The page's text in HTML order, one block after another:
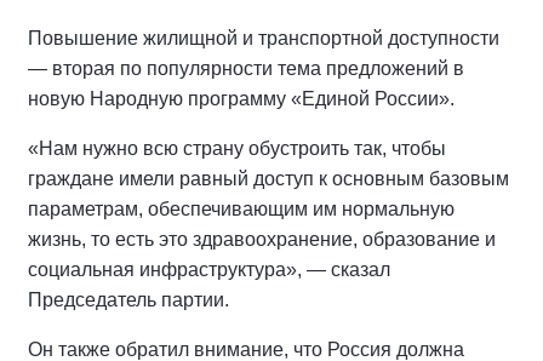
Повышение жилищной и транспортной доступности
— вторая по популярности тема предложений в
новую Народную программу «Единой России».
«Нам нужно всю страну обустроить так, чтобы
граждане имели равный доступ к основным базовым
параметрам, обеспечивающим им нормальную
жизнь, то есть это здравоохранение, образование и
социальная инфраструктура», — сказал
Председатель партии.
Он также обратил внимание, что Россия должна